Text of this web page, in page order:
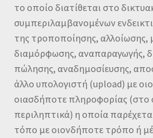
το οποίο διατίθεται στο
συμπεριλαμβανομένων
της τροποποίησης, αλλοίωσης,
διαμόρφωσης, αναπαραγωγής,
πώλησης, αναδημοσίευσης,
άλλο υπολογιστή (upload) με
οιασδήποτε πληροφορίας (στο
περιληπτικά) η οποία
τόπο με οιονδήποτε τρόπο ή